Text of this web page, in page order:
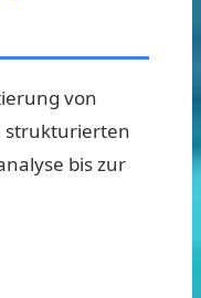
von
strukturierten
bis zur